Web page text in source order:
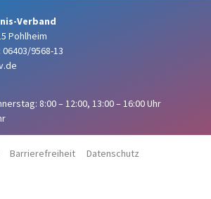
Verband
Pohlheim
06403/9568-13
8:00 – 12:00, 13:00 – 16:00 Uhr
Barrierefreiheit Datenschutz